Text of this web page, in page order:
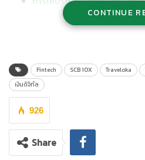
และลูกค้าของกลุ่มธนาคารไท
แพลตฟอร์ม Traveloka โดยร
เอสซีบี เท็นเอกซ์ (SCB10X)บริษัทใน
เดินหน้าลงทุนและร่วมเป็นพันธมิตรกับ
ที่น่าสนใจทั่วโลก เพื่อพิชิตภารกิจสำคัญ
ในวันนี้ SCB 10X ประกาศร่วมทุน
ด้านการให้บริการแพลตฟอร์มในภูมิภา
เน้นให้บริการด้านการท่องเที่ยว บริก
ทางการเงิน ตามวัตถุประสงค์ของภา
CONTINUE
Fintech SCB 10X Traveloka
เงินดิจิทัล
926
Share